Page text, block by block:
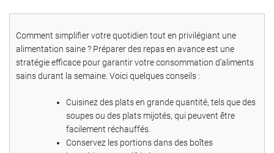
Comment simplifier votre quotidien tout en privilégiant une
alimentation saine ? Préparer des repas en avance est une
stratégie efficace pour garantir votre consommation d’aliments
sains durant la semaine. Voici quelques conseils :
Cuisinez des plats en grande quantité, tels que des
soupes ou des plats mijotés, qui peuvent être
facilement réchauffés.
Conservez les portions dans des boîtes